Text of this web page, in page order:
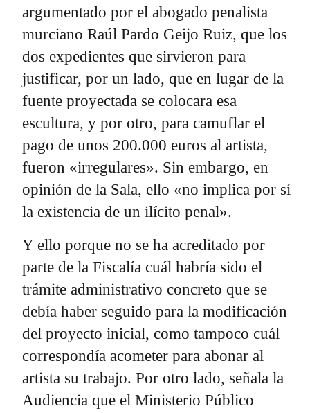
argumentado por el abogado penalista
murciano Raúl Pardo Geijo Ruiz, que los
dos expedientes que sirvieron para
justificar, por un lado, que en lugar de la
fuente proyectada se colocara esa
escultura, y por otro, para camuflar el
pago de unos 200.000 euros al artista,
fueron «irregulares». Sin embargo, en
opinión de la Sala, ello «no implica por sí
la existencia de un ilícito penal».
Y ello porque no se ha acreditado por
parte de la Fiscalía cuál habría sido el
trámite administrativo concreto que se
debía haber seguido para la modificación
del proyecto inicial, como tampoco cuál
correspondía acometer para abonar al
artista su trabajo. Por otro lado, señala la
Audiencia que el Ministerio Público